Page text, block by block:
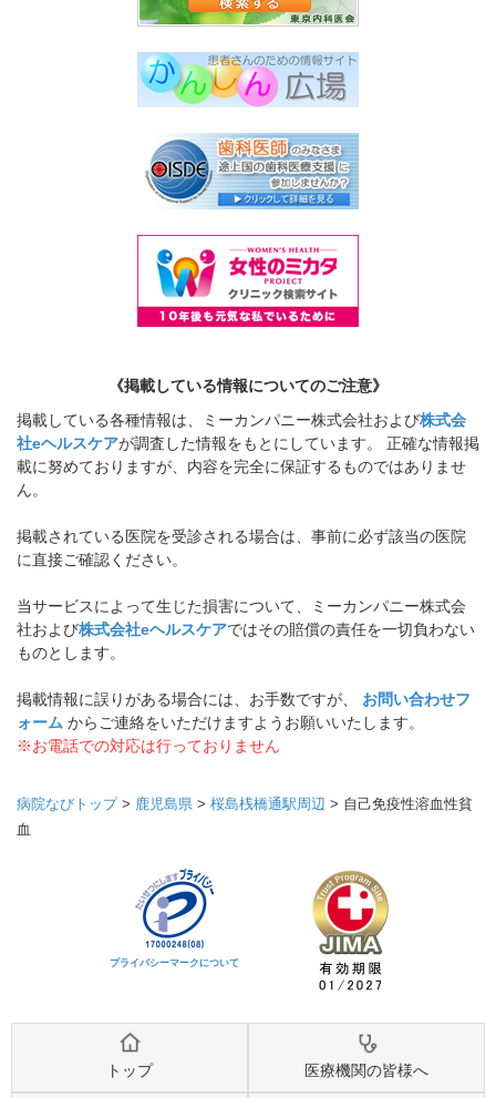
《掲載している情報についてのご注意》
掲載している各種情報は、ミーカンパニー株式会社および株式会
社eヘルスケアが調査した情報をもとにしています。 正確な情報掲
載に努めておりますが、内容を完全に保証するものではありませ
ん。
掲載されている医院を受診される場合は、事前に必ず該当の医院
に直接ご確認ください。
当サービスによって生じた損害について、ミーカンパニー株式会
社および株式会社eヘルスケアではその賠償の責任を一切負わない
ものとします。
掲載情報に誤りがある場合には、お手数ですが、 お問い合わせフ
ォーム からご連絡をいただけますようお願いいたします。
※お電話での対応は行っておりません
病院なびトップ> 鹿児島県 > 桜島桟橋通駅周辺 > 自己免疫性溶血性貧
血
プライバシーマークについて
トップ 医療機関の皆様へ